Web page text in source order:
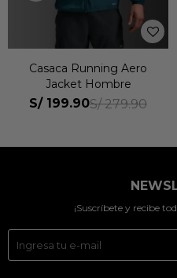
Casaca Running Aero
Jacket Hombre
S/ 199.90S/ 279.90
¡Suscríbete y recibe